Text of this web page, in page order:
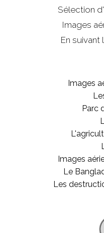
Sélection
Images
En
Images
Parc
Images
Le
Les